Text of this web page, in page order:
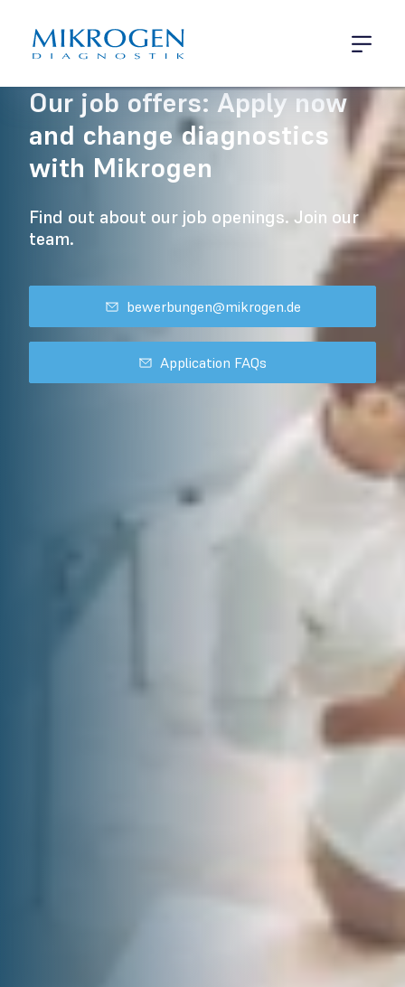
Job Offers
Open
Our job offers: Apply now
and change diagnostics
with Mikrogen
Find out about our job openings. Join our
team.
bewerbungen@mikrogen.de
Application FAQs